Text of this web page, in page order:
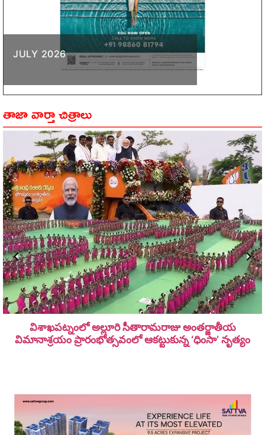
JULY 2026
తాజా వార్తా చిత్రాలు
విశాఖపట్నంలో అల్లూరి సీతారామ‌రాజు అంత‌ర్జాతీయ
విమానాశ్ర‌యం ప్రారంభోత్సవంలో ఆకట్టుకున్న ‘ధింసా’ నృత్యం